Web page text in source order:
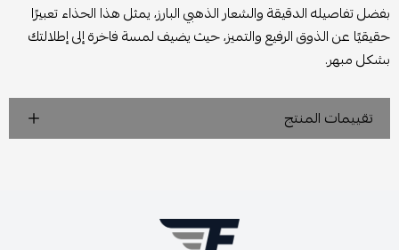
بفضل تفاصيله الدقيقة والشعار الذهبي البارز، يمثل هذا الحذاء تعبيرًا
حقيقيًا عن الذوق الرفيع والتميز، حيث يضيف لمسة فاخرة إلى إطلالتك
بشكل مبهر.
تقييمات المنتج